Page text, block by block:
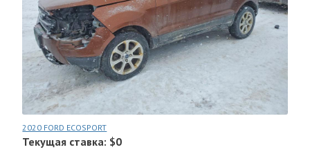
2020 FORD ECOSPORT
Текущая ставка: $0